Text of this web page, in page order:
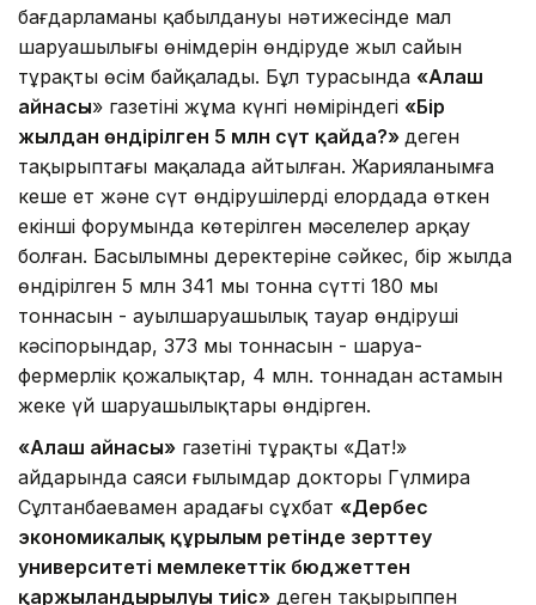
бағдарламаның қабылдануы нәтижесінде мал
шаруашылығы өнімдерін өндіруде жыл сайын
тұрақты өсім байқалады. Бұл турасында «Алаш
айнасы» газетінің жұма күнгі нөміріндегі «Бір
жылдан өндірілген 5 млн сүт қайда?» деген
тақырыптағы мақалада айтылған. Жарияланымға
кеше ет және сүт өндірушілердің елордада өткен
екінші форумында көтерілген мәселелер арқау
болған. Басылымның деректеріне сәйкес, бір жылда
өндірілген 5 млн 341 мың тонна сүттің 180 мың
тоннасын - ауылшаруашылық тауар өндіруші
кәсіпорындар, 373 мың тоннасын - шаруа-
фермерлік қожалықтар, 4 млн. тоннадан астамын
жеке үй шаруашылықтары өндірген.
«Алаш айнасы» газетінің тұрақты «Дат!»
айдарында саяси ғылымдар докторы Гүлмира
Сұлтанбаевамен арадағы сұхбат «Дербес
экономикалық құрылым ретінде зерттеу
университеті мемлекеттік бюджеттен
қаржыландырылуы тиіс» деген тақырыппен